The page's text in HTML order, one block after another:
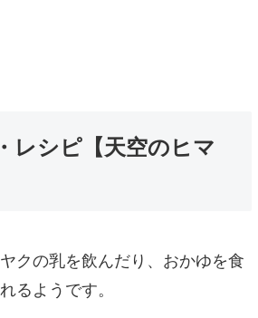
レシピ【天空のヒマ
クの乳を飲んだり、おかゆを食
るようです。